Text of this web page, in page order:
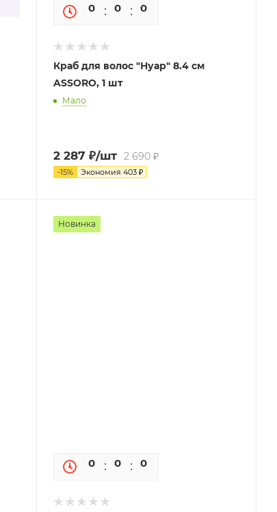
0 0 0
Краб для волос "Нуар" 8.4 см
ASSORO, 1 шт
Мало
2 287 ₽/шт 2 690 ₽
-15% Экономия403 ₽
Новинка
0 0 0